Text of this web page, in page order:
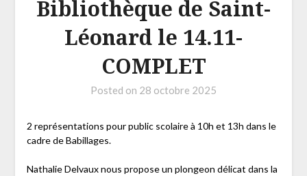
Bibliothèque de Saint-
Léonard le 14.11-
COMPLET
Posted on 28 octobre 2025
2 représentations pour public scolaire à 10h et 13h dans le
cadre de Babillages.
Nathalie Delvaux nous propose un plongeon délicat dans la